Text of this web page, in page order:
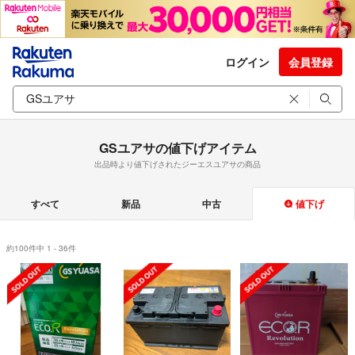
ログイン 会員登録
GSユアサの値下げアイテム
出品時より値下げされたジーエスユアサの商品
すべて 新品 中古 値下げ
約100件中 1 - 36件